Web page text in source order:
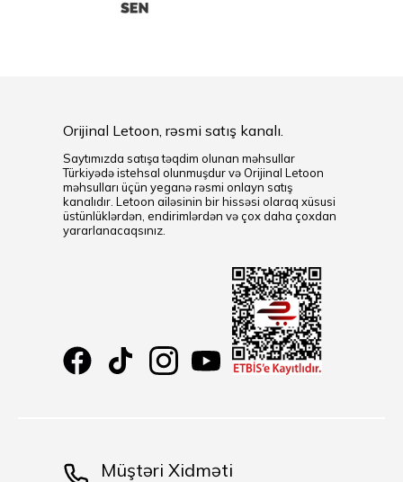
Orijinal Letoon, rəsmi satış kanalı.
Saytımızda satışa təqdim olunan məhsullar
Türkiyədə istehsal olunmuşdur və Orijinal Letoon
məhsulları üçün yeganə rəsmi onlayn satış
kanalıdır. Letoon ailəsinin bir hissəsi olaraq xüsusi
üstünlüklərdən, endirimlərdən və çox daha çoxdan
yararlanacaqsınız.
Müştəri Xidməti